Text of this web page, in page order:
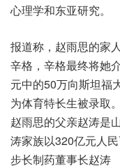
心理学和东亚研究。
报道称，赵雨思的家
辛格，辛格最终将她
元中的50万向斯坦福
为体育特长生被录取。
赵雨思的父亲赵涛是
涛家族以320亿元人
步长制药董事长赵涛